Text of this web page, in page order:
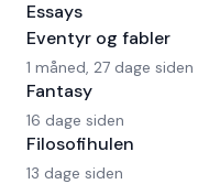
Essays
Eventyr og fabler
1 måned, 27 dage siden
Fantasy
16 dage siden
Filosofihulen
13 dage siden